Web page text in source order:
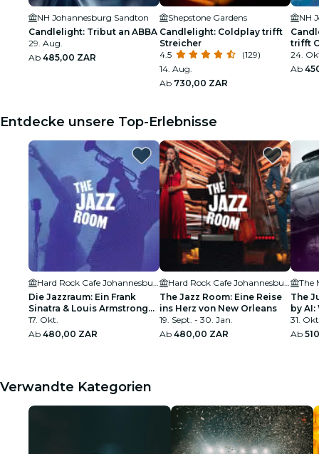
NH Johannesburg Sandton
Candlelight: Tribut an ABBA
29. Aug.
Ab 485,00 ZAR
Shepstone Gardens
Candlelight: Coldplay trifft
Streicher
4.5
(129)
14. Aug.
Ab 730,00 ZAR
NH
trifft
24.
Ab
Entdecke unsere Top-Erlebnisse
Die Jazzraum: Ein Frank
Sinatra & Louis Armstrong
Tribut
17. Okt.
Ab 480,00 ZAR
The Jazz Room: Eine Reise
ins Herz von New Orleans
19. Sept. - 30. Jan.
Ab 480,00 ZAR
The
The
by AI:
31.
Ab
Verwandte Kategorien